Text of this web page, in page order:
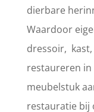
dierbare
Waardoor
dressoir,
restaureren in
meubelstuk
restauratie bij